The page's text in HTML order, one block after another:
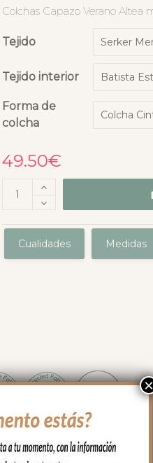
Colchas Capazo Verano Altea
Tejido
Tejido interior
Forma de
colcha
49.50€
Cualidades Medidas
×